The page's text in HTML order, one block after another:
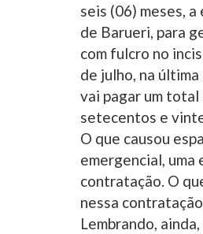
seis (06) meses,
de Barueri, para
com fulcro no
de julho, na
vai pagar um
setecentos e
O que causou
emergencial,
contratação. O
nessa
Lembrando,